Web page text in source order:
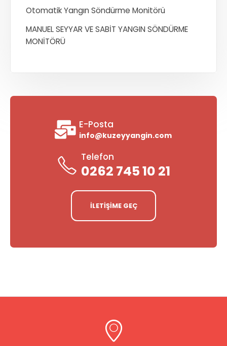
Otomatik Yangın Söndürme Monitörü
MANUEL SEYYAR VE SABİT YANGIN SÖNDÜRME
MONİTÖRÜ​
E-Posta
info@kuzeyyangin.com
Telefon
0262 745 10 21
İLETİŞİME GEÇ